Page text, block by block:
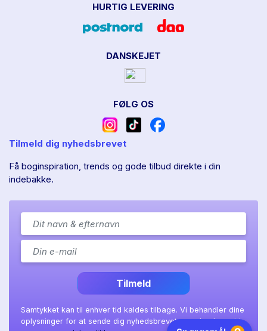
HURTIG LEVERING
DANSKEJET
FØLG OS
Tilmeld dig nyhedsbrevet
Få boginspiration, trends og gode tilbud direkte i din
indebakke.
Tilmeld
Samtykket kan til enhver tid kaldes tilbage. Vi behandler dine
oplysninger for at sende dig nyhedsbrevet, som beskrevet i